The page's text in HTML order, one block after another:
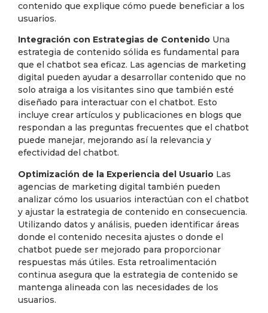
contenido que explique cómo puede beneficiar a los
usuarios.
Integración con Estrategias de Contenido Una
estrategia de contenido sólida es fundamental para
que el chatbot sea eficaz. Las agencias de marketing
digital pueden ayudar a desarrollar contenido que no
solo atraiga a los visitantes sino que también esté
diseñado para interactuar con el chatbot. Esto
incluye crear artículos y publicaciones en blogs que
respondan a las preguntas frecuentes que el chatbot
puede manejar, mejorando así la relevancia y
efectividad del chatbot.
Optimización de la Experiencia del Usuario Las
agencias de marketing digital también pueden
analizar cómo los usuarios interactúan con el chatbot
y ajustar la estrategia de contenido en consecuencia.
Utilizando datos y análisis, pueden identificar áreas
donde el contenido necesita ajustes o donde el
chatbot puede ser mejorado para proporcionar
respuestas más útiles. Esta retroalimentación
continua asegura que la estrategia de contenido se
mantenga alineada con las necesidades de los
usuarios.